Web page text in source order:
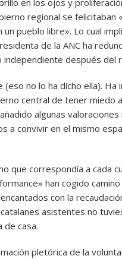
en los ojos y
regional se felicitaban
pueblo libre». Lo cual
de la ANC ha
después del
no lo ha dicho ella).
central de tener miedo
algunas
a convivir en el mismo
que correspondía a cada
han cogido camino
con la
asistentes no
de casa.
pletórica de la